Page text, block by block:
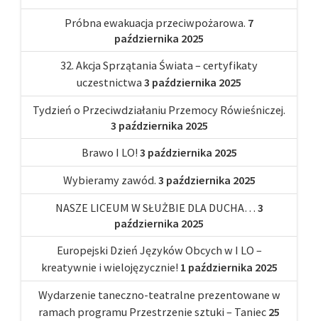
Próbna ewakuacja przeciwpożarowa. 7
października 2025
32. Akcja Sprzątania Świata – certyfikaty
uczestnictwa 3 października 2025
Tydzień o Przeciwdziałaniu Przemocy Rówieśniczej.
3 października 2025
Brawo I LO! 3 października 2025
Wybieramy zawód. 3 października 2025
NASZE LICEUM W SŁUŻBIE DLA DUCHA… 3
października 2025
Europejski Dzień Języków Obcych w I LO –
kreatywnie i wielojęzycznie! 1 października 2025
Wydarzenie taneczno-teatralne prezentowane w
ramach programu Przestrzenie sztuki – Taniec 25